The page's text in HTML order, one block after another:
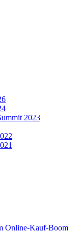
2023
Online-Kauf-Boom